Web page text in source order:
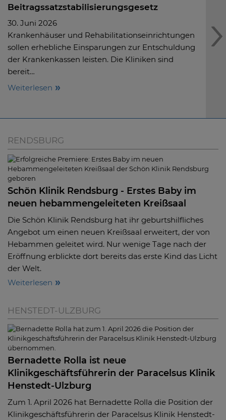
Beitragssatzstabilisierungsgesetz
30. Juni 2026
Krankenhäuser und Rehabilitationseinrichtungen
sollen erhebliche Einsparungen zur Entschuldung
der Krankenkassen leisten. Die Kliniken sind
bereit…
Weiterlesen
Mit
RENDSBURG
Schön Klinik Rendsburg - Erstes Baby im
neuen hebammengeleiteten Kreißsaal
Die Schön Klinik Rendsburg hat ihr geburtshilfliches
Angebot um einen neuen Kreißsaal erweitert, der von
Hebammen geleitet wird. Nur wenige Tage nach der
Eröffnung erblickte dort bereits das erste Kind das Licht
der Welt.
Weiterlesen
HENSTEDT-ULZBURG
Bernadette Rolla ist neue
Klinikgeschäftsführerin der Paracelsus Klinik
Henstedt-Ulzburg
Zum 1. April 2026 hat Bernadette Rolla die Position der
Klinikgeschäftsführerin der Paracelsus Klinik Henstedt-